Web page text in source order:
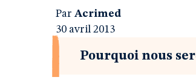
Par Acrimed
30 avril 2013
Pourquoi nous